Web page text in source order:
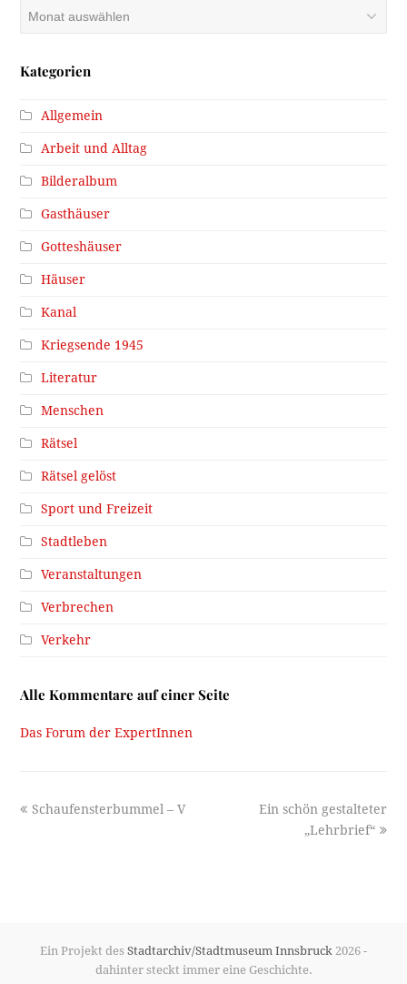
Archiv
Kategorien
Allgemein
Arbeit und Alltag
Bilderalbum
Gasthäuser
Gotteshäuser
Häuser
Kanal
Kriegsende 1945
Literatur
Menschen
Rätsel
Rätsel gelöst
Sport und Freizeit
Stadtleben
Veranstaltungen
Verbrechen
Verkehr
Alle Kommentare auf einer Seite
Das Forum der ExpertInnen
previous
Schaufensterbummel – V
next
Ein schön gestalteter
„Lehrbrief“
Ein Projekt des Stadtarchiv/Stadtmuseum Innsbruck 2026 -
dahinter steckt immer eine Geschichte.